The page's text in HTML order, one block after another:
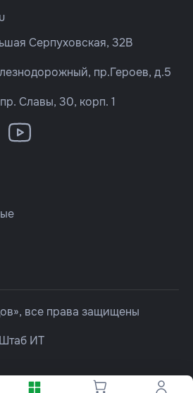
Серпуховская, 32В
пр.Героев, д.5
Славы, 30, корп. 1
все права защищены
Штаб ИТ